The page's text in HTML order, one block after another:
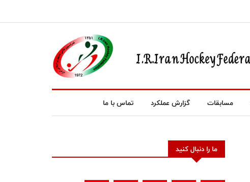
مسابقات گزارش عملکرد تماس با ما
ما را دنبال کنید